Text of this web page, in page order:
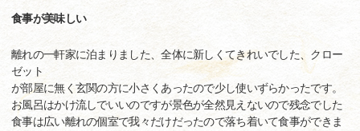
食事が美味しい
離れの一軒家に泊まりました、全体に新しくてきれいでした、クロー
ゼット
が部屋に無く玄関の方に小さくあったので少し使いずらかったです。
お風呂はかけ流しでいいのですが景色が全然見えないので残念でした
食事は広い離れの個室で我々だけだったので落ち着いて食事ができま